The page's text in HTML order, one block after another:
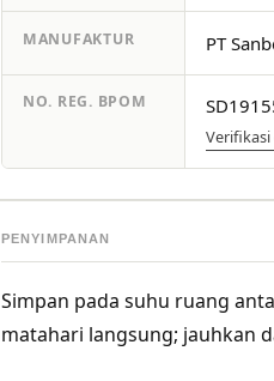
MANUFAKTUR PT
NO. REG. BPOM
PENYIMPANAN
Simpan pada suhu ruang
matahari langsung; jauhkan